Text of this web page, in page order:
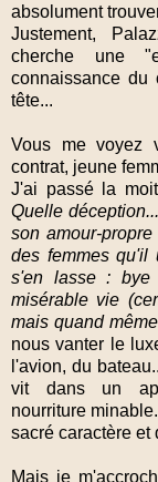
absolument
Justement,
cherche une
connaissance du
tête...
Vous me voyez
contrat, jeune
J'ai passé la
Quelle
son amour-
des femmes qu'il
s'en lasse : bye
misérable vie
mais quand
nous vanter le
l'avion, du
vit dans un
nourriture
sacré caractère et
Mais je